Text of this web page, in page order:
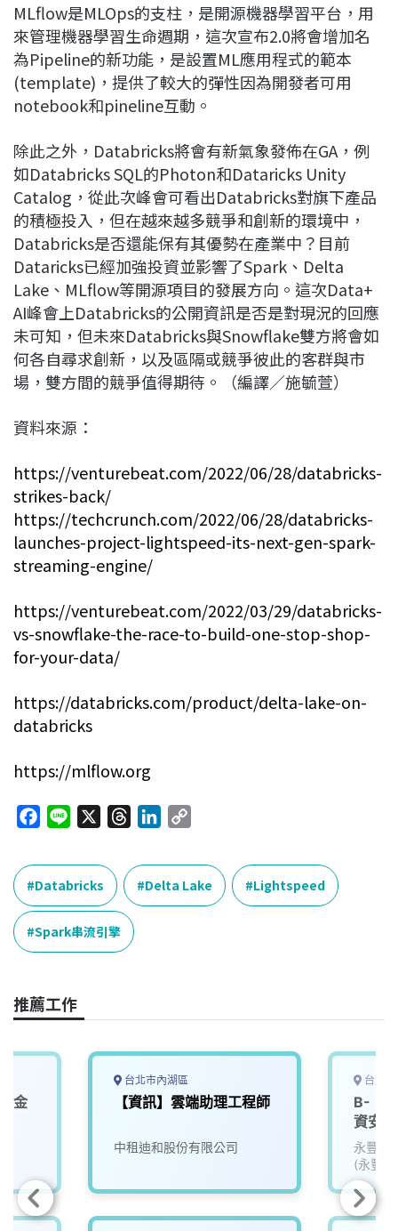
MLflow是MLOps的支柱，是開源機器學習平台，用
來管理機器學習生命週期，這次宣布2.0將會增加名
為Pipeline的新功能，是設置ML應用程式的範本
(template)，提供了較大的彈性因為開發者可用
notebook和pineline互動。
除此之外，Databricks將會有新氣象發佈在GA，例
如Databricks SQL的Photon和Dataricks Unity
Catalog，從此次峰會可看出Databricks對旗下產品
的積極投入，但在越來越多競爭和創新的環境中，
Databricks是否還能保有其優勢在產業中？目前
Dataricks已經加強投資並影響了Spark、Delta
Lake、MLflow等開源項目的發展方向。這次Data+
AI峰會上Databricks的公開資訊是否是對現況的回應
未可知，但未來Databricks與Snowflake雙方將會如
何各自尋求創新，以及區隔或競爭彼此的客群與市
場，雙方間的競爭值得期待。（編譯／施毓萱）
資料來源：
https://venturebeat.com/2022/06/28/databricks-
strikes-back/
https://techcrunch.com/2022/06/28/databricks-
launches-project-lightspeed-its-next-gen-spark-
streaming-engine/
https://venturebeat.com/2022/03/29/databricks-
vs-snowflake-the-race-to-build-one-stop-shop-
for-your-data/
https://databricks.com/product/delta-lake-on-
databricks
https://mlflow.org
c
e
b
o
o
n
e
r
e
a
d
n
k
e
p
y
L
Databricks Delta Lake Lightspeed
Spark串流引擎
推薦工作
金
台北市內湖區
【資訊】雲端助理工程師
中租迪和股份有限公司
台北
B-《
資安
永豐金
(永豐
金租賃)